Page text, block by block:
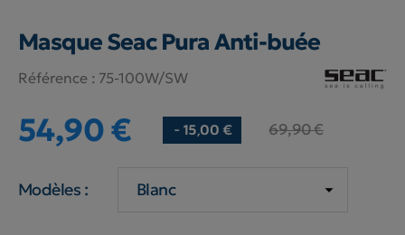
Masque Seac Pura Anti-buée
Référence : 75-100W/SW
54,90 € - 15,00 € 69,90 €
Modèles :